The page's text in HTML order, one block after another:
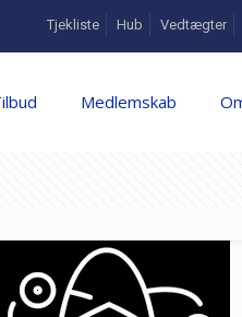
Tjekliste Hub Vedtægter
Medlemskab